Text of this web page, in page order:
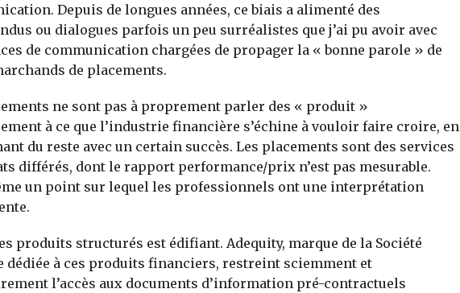
Depuis de longues années, ce biais a alimenté des
ou dialogues parfois un peu surréalistes que j’ai pu avoir avec
de communication chargées de propager la « bonne parole » de
de placements.
ne sont pas à proprement parler des « produit »
à ce que l’industrie financière s’échine à vouloir faire croire, en
du reste avec un certain succès. Les placements sont des services
différés, dont le rapport performance/prix n’est pas mesurable.
un point sur lequel les professionnels ont une interprétation
produits structurés est édifiant. Adequity, marque de la Société
dédiée à ces produits financiers, restreint sciemment et
l’accès aux documents d’information pré-contractuels